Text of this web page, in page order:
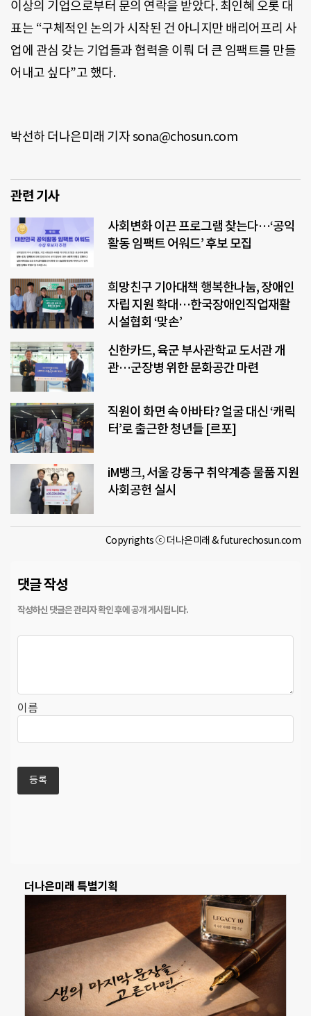
이상의 기업으로부터 문의 연락을 받았다.최인혜 오롯 대
표는 “구체적인 논의가 시작된 건 아니지만 배리어프리 사
업에 관심 갖는 기업들과 협력을 이뤄 더 큰 임팩트를 만들
어내고 싶다”고 했다.
박선하 더나은미래 기자sona@chosun.com
관련 기사
사회변화 이끈 프로그램 찾는다…‘공익
활동 임팩트 어워드’ 후보 모집
희망친구 기아대책 행복한나눔, 장애인
자립 지원 확대…한국장애인직업재활
시설협회 ‘맞손’
신한카드, 육군 부사관학교 도서관 개
관…군장병 위한 문화공간 마련
직원이 화면 속 아바타? 얼굴 대신 ‘캐릭
터’로 출근한 청년들 [르포]
iM뱅크, 서울 강동구 취약계층 물품 지원
사회공헌 실시
Copyrights ⓒ 더나은미래 & futurechosun.com
댓글 작성
이름
더나은미래 특별기획